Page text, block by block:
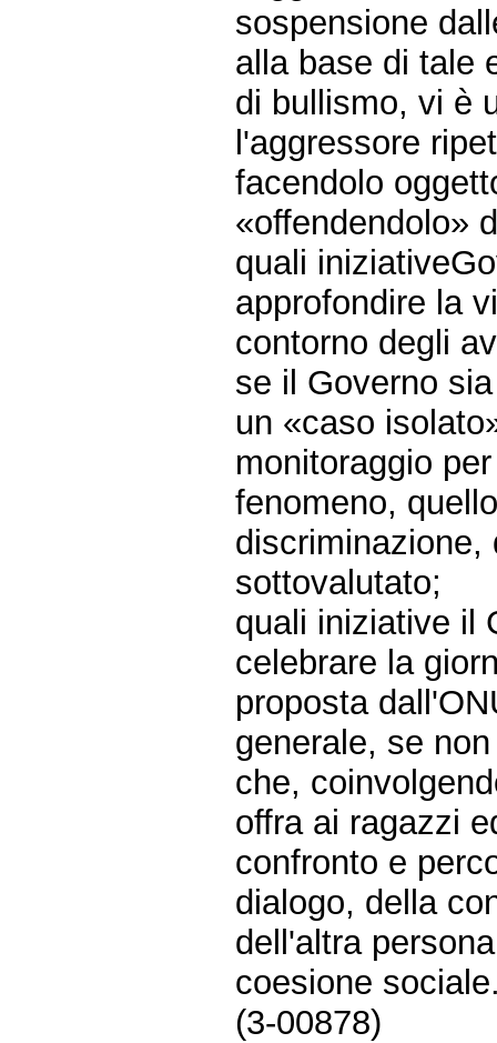
sospensione
alla base di tale
di bullismo, vi è
l'aggressore
facendolo
«offendendolo»
quali
approfondire la
contorno degli
se il Governo
un «caso
monitoraggio
fenomeno,
discriminazione,
sottovalutato;
quali iniziative il
celebrare la
proposta
generale, se
che,
offra ai ragazzi
confronto e
dialogo, della
dell'altra
coesione
(3-00878)